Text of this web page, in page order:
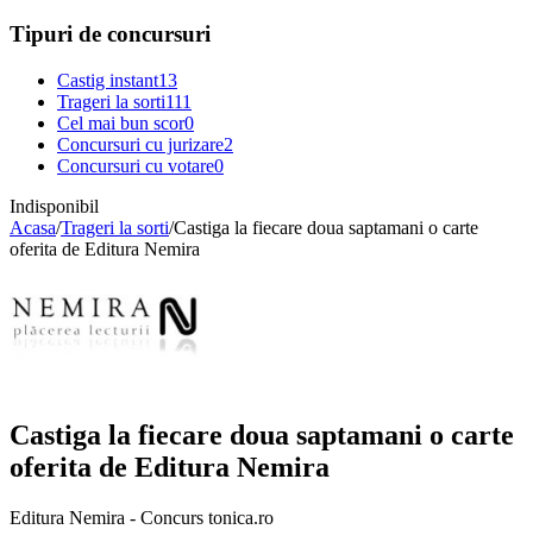
Tipuri de concursuri
Castig instant13
Trageri la sorti111
Cel mai bun scor0
Concursuri cu jurizare2
Concursuri cu votare0
Indisponibil
Acasa/Trageri la sorti/Castiga la fiecare doua saptamani o carte
oferita de Editura Nemira
Castiga la fiecare doua saptamani o carte
oferita de Editura Nemira
Editura Nemira - Concurs tonica.ro